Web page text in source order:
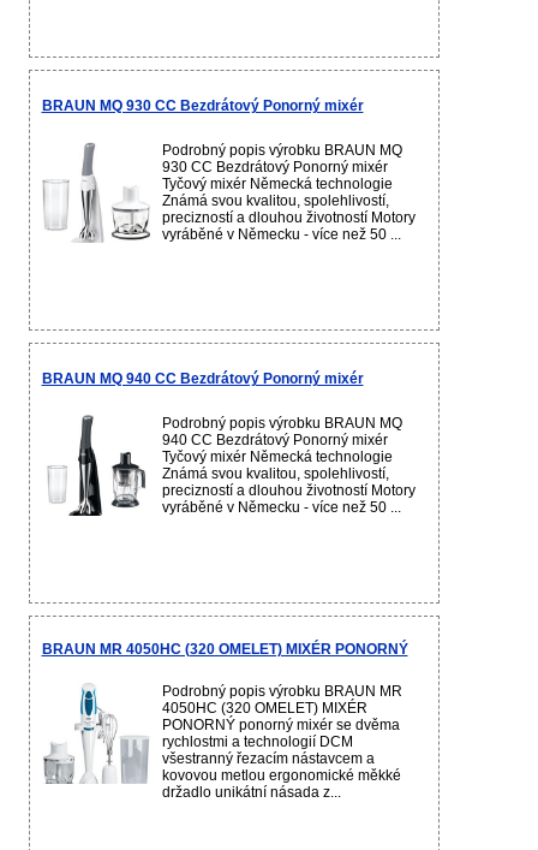
BRAUN MQ 930 CC Bezdrátový Ponorný mixér
Podrobný popis výrobku BRAUN MQ
930 CC Bezdrátový Ponorný mixér
Tyčový mixér Německá technologie
Známá svou kvalitou, spolehlivostí,
precizností a dlouhou životností Motory
vyráběné v Německu - více než 50 ...
BRAUN MQ 940 CC Bezdrátový Ponorný mixér
Podrobný popis výrobku BRAUN MQ
940 CC Bezdrátový Ponorný mixér
Tyčový mixér Německá technologie
Známá svou kvalitou, spolehlivostí,
precizností a dlouhou životností Motory
vyráběné v Německu - více než 50 ...
BRAUN MR 4050HC (320 OMELET) MIXÉR PONORNÝ
Podrobný popis výrobku BRAUN MR
4050HC (320 OMELET) MIXÉR
PONORNÝ ponorný mixér se dvěma
rychlostmi a technologií DCM
všestranný řezacím nástavcem a
kovovou metlou ergonomické měkké
držadlo unikátní násada z...